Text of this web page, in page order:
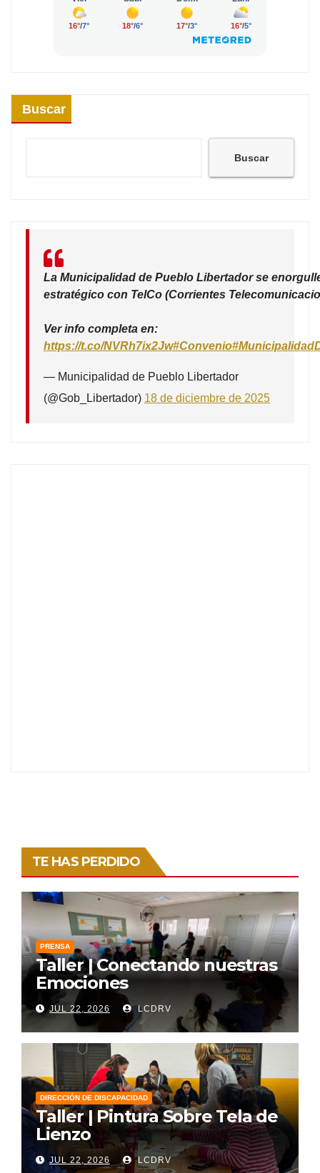
Buscar
Buscar
La Municipalidad de Pueblo Libertador se
estratégico con TelCo (Corrientes
Ver info completa en:
https://t.co/NVRh7ix2Jw#Convenio
— Municipalidad de Pueblo Libertador
(@Gob_Libertador) 18 de diciembre de 2025
TE HAS PERDIDO
PRENSA
Taller | Conectando nuestras
Emociones
JUL 22, 2026 LCDRV
DIRECCIÓN DE DISCAPACIDAD
Taller | Pintura Sobre Tela de
Lienzo
JUL 22, 2026 LCDRV